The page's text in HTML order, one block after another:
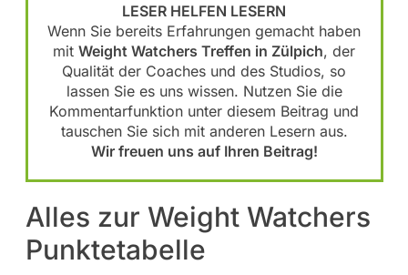
LESER HELFEN LESERN
Wenn Sie bereits Erfahrungen gemacht haben
mit Weight Watchers Treffen in Zülpich, der
Qualität der Coaches und des Studios, so
lassen Sie es uns wissen. Nutzen Sie die
Kommentarfunktion unter diesem Beitrag und
tauschen Sie sich mit anderen Lesern aus.
Wir freuen uns auf Ihren Beitrag!
Alles zur Weight Watchers
Punktetabelle